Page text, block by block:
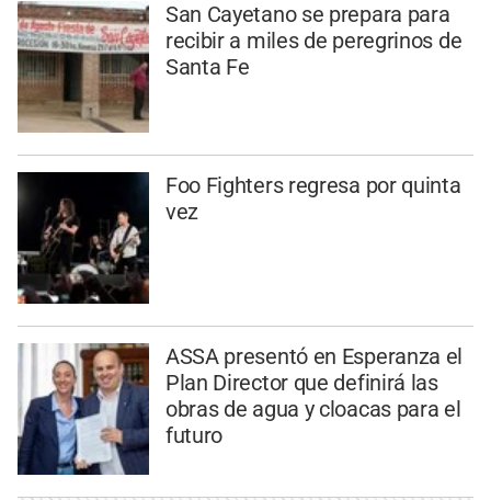
San Cayetano se prepara para
recibir a miles de peregrinos de
Santa Fe
Foo Fighters regresa por quinta
vez
ASSA presentó en Esperanza el
Plan Director que definirá las
obras de agua y cloacas para el
futuro